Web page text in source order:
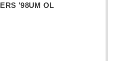
’98UM OL